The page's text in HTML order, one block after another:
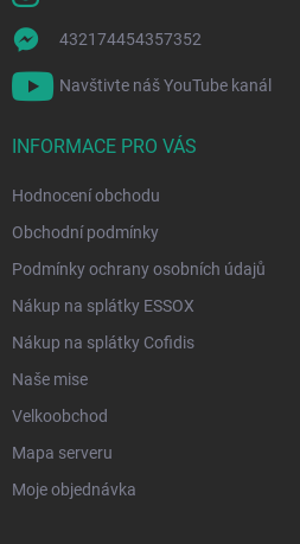
432174454357352
Navštivte náš YouTube kanál
INFORMACE PRO VÁS
Hodnocení obchodu
Obchodní podmínky
Podmínky ochrany osobních údajů
Nákup na splátky ESSOX
Nákup na splátky Cofidis
Naše mise
Velkoobchod
Mapa serveru
Moje objednávka